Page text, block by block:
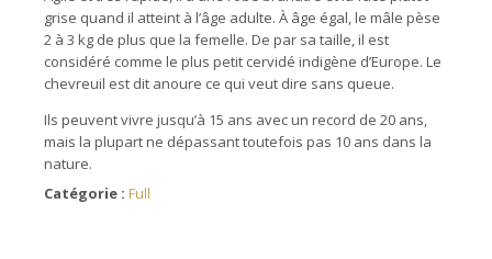
grise quand il atteint à l’âge adulte. À âge égal, le mâle pèse
2 à 3 kg de plus que la femelle. De par sa taille, il est
considéré comme le plus petit cervidé indigène d’Europe. Le
chevreuil est dit anoure ce qui veut dire sans queue.
Ils peuvent vivre jusqu’à 15 ans avec un record de 20 ans,
mais la plupart ne dépassant toutefois pas 10 ans dans la
nature.
Catégorie : Full